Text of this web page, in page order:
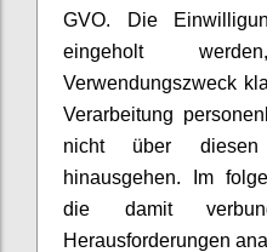
GVO. Die
eingeholt
Verwendungszweck
Verarbeitung
nicht über diesen
hinausgehen. Im
die damit
Herausforderungen